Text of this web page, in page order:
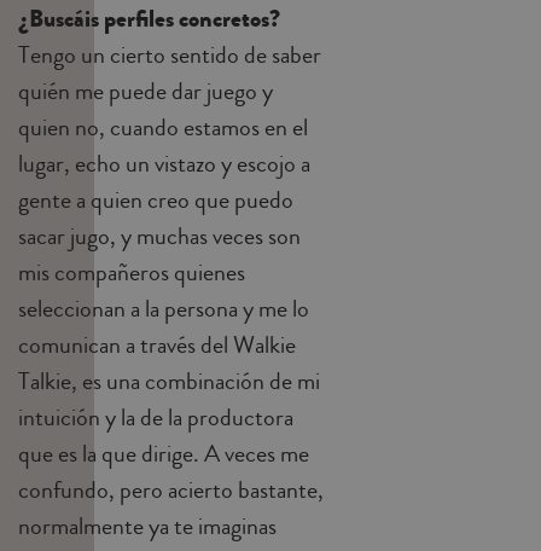
¿Buscáis perfiles concretos?
Tengo un cierto sentido de saber
quién me puede dar juego y
quien no, cuando estamos en el
lugar, echo un vistazo y escojo a
gente a quien creo que puedo
sacar jugo, y muchas veces son
mis compañeros quienes
seleccionan a la persona y me lo
comunican a través del Walkie
Talkie, es una combinación de mi
intuición y la de la productora
que es la que dirige. A veces me
confundo, pero acierto bastante,
normalmente ya te imaginas